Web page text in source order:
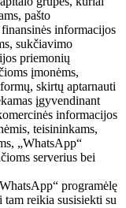
pašto
informacijos
sukčiavimo
priemonių
įmonėms,
skirtų aptarnauti
įgyvendinant
informacijos
teisininkams,
„WhatsApp“
serverius bei
programėlę
tam reikia susisiekti su